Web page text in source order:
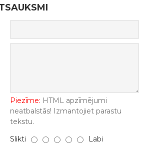
Piezīme: HTML apzīmējumi
neatbalstās! Izmantojiet parastu
tekstu.
Slikti Labi